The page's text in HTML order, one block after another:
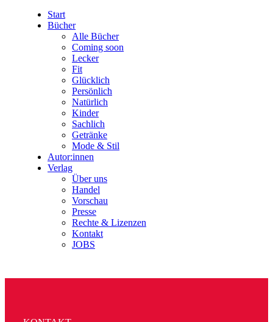
Start
Bücher
Alle Bücher
Coming soon
Lecker
Fit
Glücklich
Persönlich
Natürlich
Kinder
Sachlich
Getränke
Mode & Stil
Autor:innen
Verlag
Über uns
Handel
Vorschau
Presse
Rechte & Lizenzen
Kontakt
JOBS